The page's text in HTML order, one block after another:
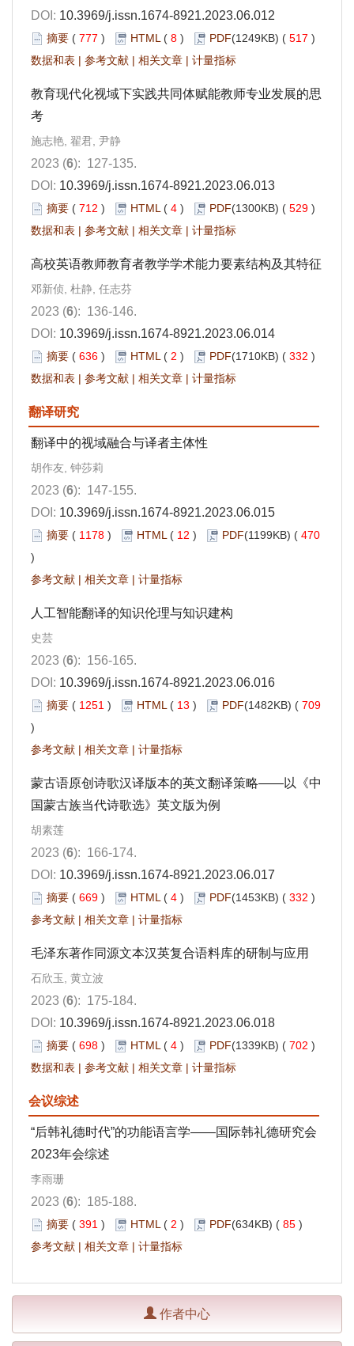
DOI: 10.3969/j.issn.1674-8921.2023.06.012
摘要 ( 777 ) HTML ( 8 ) PDF(1249KB) ( 517 )
数据和表 | 参考文献 | 相关文章 | 计量指标
教育现代化视域下实践共同体赋能教师专业发展的思
考
施志艳, 翟君, 尹静
2023 (6): 127-135.
DOI: 10.3969/j.issn.1674-8921.2023.06.013
摘要 ( 712 ) HTML ( 4 ) PDF(1300KB) ( 529 )
数据和表 | 参考文献 | 相关文章 | 计量指标
高校英语教师教育者教学学术能力要素结构及其特征
邓新侦, 杜静, 任志芬
2023 (6): 136-146.
DOI: 10.3969/j.issn.1674-8921.2023.06.014
摘要 ( 636 ) HTML ( 2 ) PDF(1710KB) ( 332 )
数据和表 | 参考文献 | 相关文章 | 计量指标
翻译研究
翻译中的视域融合与译者主体性
胡作友, 钟莎莉
2023 (6): 147-155.
DOI: 10.3969/j.issn.1674-8921.2023.06.015
摘要 ( 1178 ) HTML ( 12 ) PDF(1199KB) ( 470
)
参考文献 | 相关文章 | 计量指标
人工智能翻译的知识伦理与知识建构
史芸
2023 (6): 156-165.
DOI: 10.3969/j.issn.1674-8921.2023.06.016
摘要 ( 1251 ) HTML ( 13 ) PDF(1482KB) ( 709
)
参考文献 | 相关文章 | 计量指标
蒙古语原创诗歌汉译版本的英文翻译策略——以《中
国蒙古族当代诗歌选》英文版为例
胡素莲
2023 (6): 166-174.
DOI: 10.3969/j.issn.1674-8921.2023.06.017
摘要 ( 669 ) HTML ( 4 ) PDF(1453KB) ( 332 )
参考文献 | 相关文章 | 计量指标
毛泽东著作同源文本汉英复合语料库的研制与应用
石欣玉, 黄立波
2023 (6): 175-184.
DOI: 10.3969/j.issn.1674-8921.2023.06.018
摘要 ( 698 ) HTML ( 4 ) PDF(1339KB) ( 702 )
数据和表 | 参考文献 | 相关文章 | 计量指标
会议综述
“后韩礼德时代”的功能语言学——国际韩礼德研究会
2023年会综述
李雨珊
2023 (6): 185-188.
摘要 ( 391 ) HTML ( 2 ) PDF(634KB) ( 85 )
参考文献 | 相关文章 | 计量指标
作者中心